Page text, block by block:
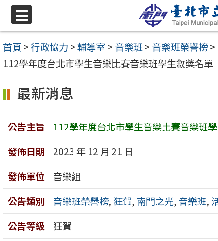
主
要
容
選
單
首頁 >行政協力 >輔導室 > 音樂班> 音樂班榮譽榜>
112學年度台北市學生音樂比賽音樂班學生敘獎名單
最新消息
公告主旨
112學年度台北市學生音樂比賽音樂班
發佈日期
2023 年 12 月 21 日
發佈單位
音樂組
公告類別
音樂班榮譽榜, 狂賀,南門之光, 音樂班,
公告等級
狂賀